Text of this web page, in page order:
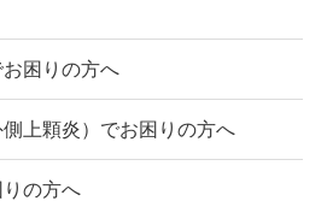
困りの方へ
上顆炎）でお困りの方へ
の方へ